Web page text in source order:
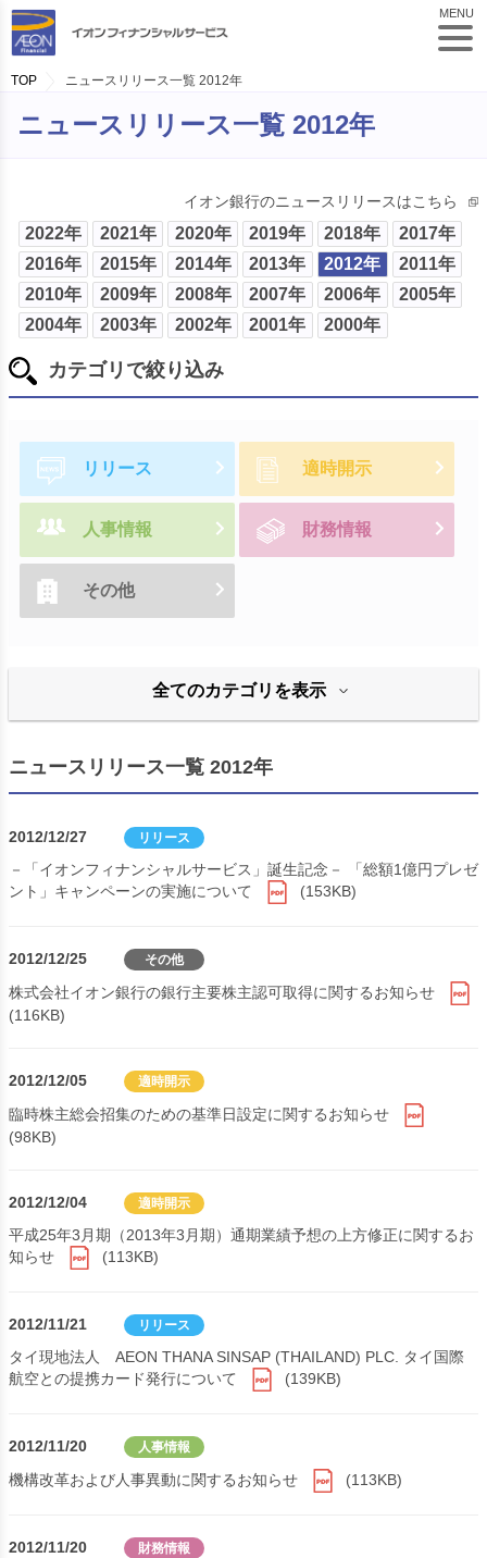
MENU
TOP ニュースリリース一覧 2012年
ニュースリリース一覧 2012年
イオン銀行のニュースリリースはこちら
2022年 2021年 2020年 2019年 2018年
2017年
2016年
2015年 2014年 2013年 2012年
2011年
2010年
2009年 2008年 2007年 2006年
2005年
2004年
2003年 2002年 2001年 2000年
カテゴリで絞り込み
リリース 適時開示
人事情報 財務情報
その他
全てのカテゴリを表示
ニュースリリース一覧 2012年
2012/12/27 リリース
－「イオンフィナンシャルサービス」誕生記念－ 「総額1億円プレゼ
ント」キャンペーンの実施について
(153KB)
2012/12/25 その他
株式会社イオン銀行の銀行主要株主認可取得に関するお知らせ
(116KB)
2012/12/05 適時開示
臨時株主総会招集のための基準日設定に関するお知らせ
(98KB)
2012/12/04 適時開示
平成25年3月期（2013年3月期）通期業績予想の上方修正に関するお
知らせ
(113KB)
2012/11/21 リリース
タイ現地法人 AEON THANA SINSAP (THAILAND) PLC. タイ国際
航空との提携カード発行について
(139KB)
2012/11/20 人事情報
機構改革および人事異動に関するお知らせ (113KB)
2012/11/20 財務情報